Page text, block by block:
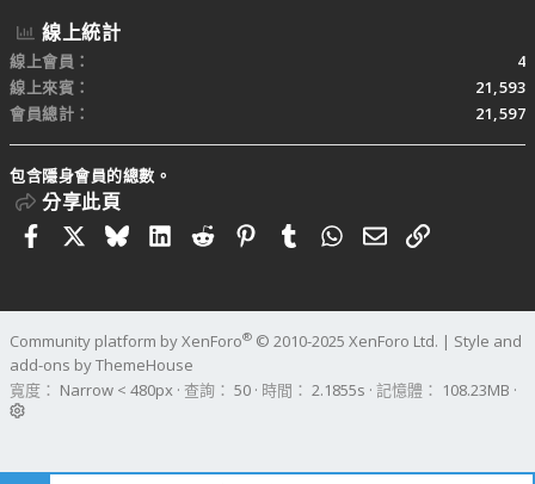
線上統計
線上會員
4
線上來賓
21,593
會員總計
21,597
包含隱身會員的總數。
分享此頁
FacebookBlueskyLinkedIn
RedditPinterestTumblrWhatsApp
電子郵件
連結
Community platform by XenForo® © 2010-2025 XenForo Ltd. | Style and
add-ons by ThemeHouse
寬度
查詢 50 時間 2.1855s 記憶體 108.23MB